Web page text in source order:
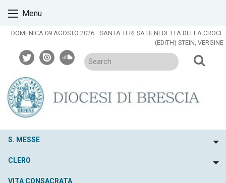
content
Menu
DOMENICA 09 AGOSTO 2026
SANTA TERESA BENEDETTA DELLA CROCE
(EDITH) STEIN, VERGINE
twitterissuusoundcloud
S. MESSE
CLERO
VITA CONSACRATA